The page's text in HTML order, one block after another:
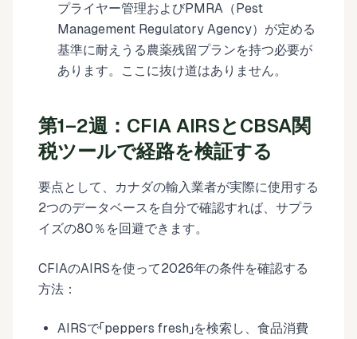
プライヤー管理およびPMRA（Pest
Management Regulatory Agency）が定める
基準に耐えうる農薬残留プランを持つ必要が
あります。ここに抜け道はありません。
第1–2週：CFIA AIRSとCBSA関
税ツールで経路を検証する
要点として、カナダの輸入業者が実際に使用する
2つのデータベースを自分で確認すれば、サプラ
イズの80％を回避できます。
CFIAのAIRSを使って2026年の条件を確認する
方法：
AIRSで「peppers fresh」を検索し、食品消費